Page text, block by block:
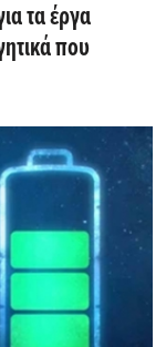
τα έργα
που